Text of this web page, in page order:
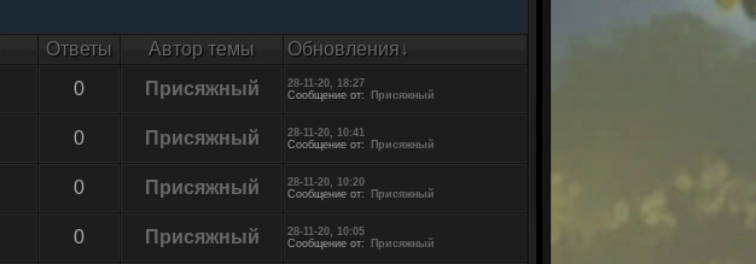
Ответы Автор темы Обновления↓
0 Присяжный
28-11-20, 18:27
Сообщение от:
Присяжный
0 Присяжный
28-11-20, 10:41
Сообщение от:
Присяжный
0 Присяжный
28-11-20, 10:20
Сообщение от:
Присяжный
0 Присяжный
28-11-20, 10:05
Сообщение от:
Присяжный